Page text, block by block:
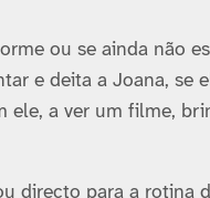
ou se ainda não
e deita a Joana, se
ele, a ver um filme,
directo para a rotina